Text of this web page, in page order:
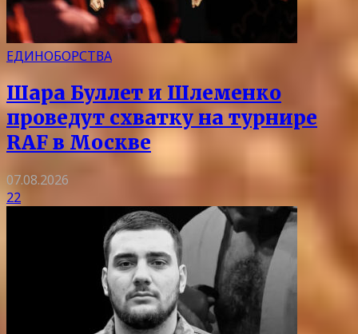
ЕДИНОБОРСТВА
Шара Буллет и Шлеменко
проведут схватку на турнире
RAF в Москве
07.08.2026
22